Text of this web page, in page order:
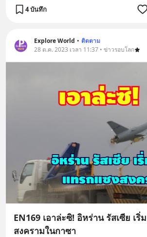
4 บันทึก
Explore World • ติดตาม
28 ต.ค. 2023 เวลา 11:37 • ข่าวรอบโลก
EN169 เอาล่ะซิ! อิหร่าน รัสเซีย เ
สงครามในกาซา